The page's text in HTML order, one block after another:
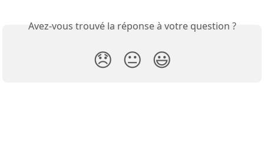
Avez-vous trouvé la réponse à votre question ?
😞 😐 😃